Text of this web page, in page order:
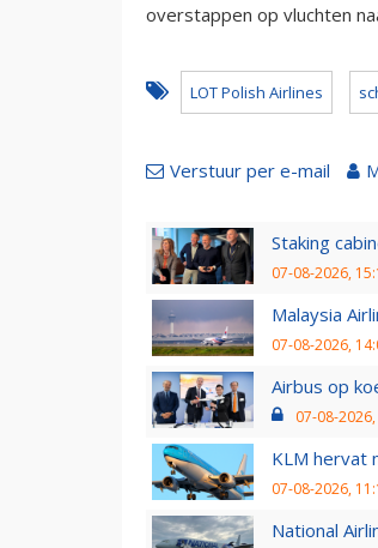
overstappen op vluchten
LOT Polish Airlines
Verstuur per e-mail
Staking
07-08-2026,
Malaysia
07-08-2026,
Airbus op
07-08-
KLM hervat
07-08-2026,
National